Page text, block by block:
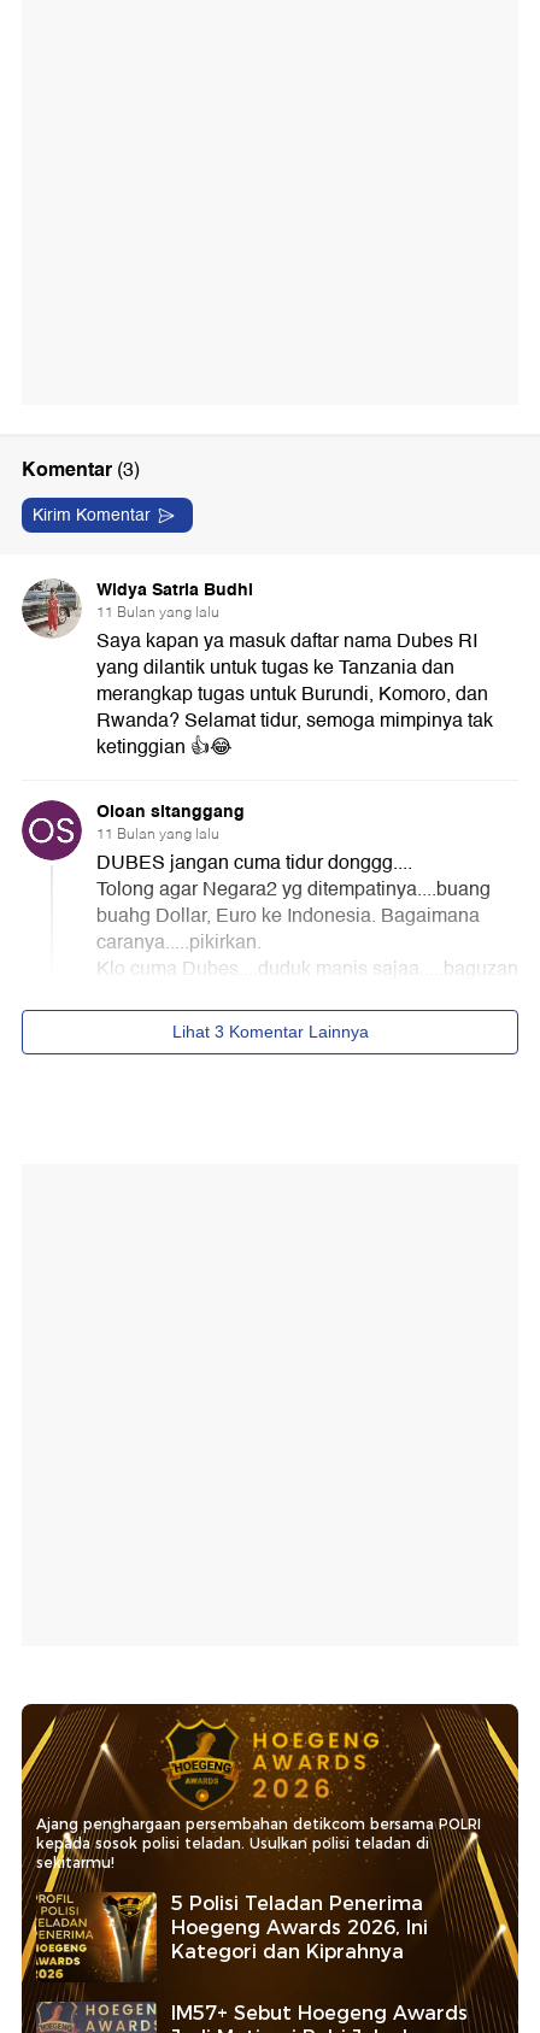
Ajang penghargaan persembahan detikcom bersama POLRI
kepada sosok polisi teladan. Usulkan polisi teladan di
sekitarmu!
5 Polisi Teladan Penerima
Hoegeng Awards 2026, Ini
Kategori dan Kiprahnya
IM57+ Sebut Hoegeng Awards